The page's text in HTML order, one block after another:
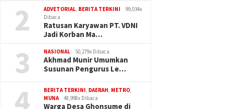
2 ADVETORIAL BERITA TERKINI
99,034x
Dibaca
Ratusan Karyawan PT. VDNI
Jadi Korban Ma…
3 NASIONAL 50,279x Dibaca
Akhmad Munir Umumkan
Susunan Pengurus Le…
4 BERITA TERKINI DAERAH METRO
MUNA
48,998x Dibaca
Warga Desa Ghonsume di